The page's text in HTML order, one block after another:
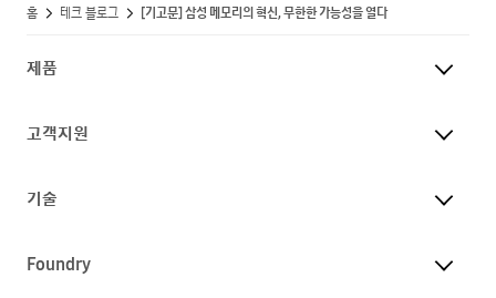
홈 테크 블로그 [기고문] 삼성 메모리의 혁신, 무한한 가능성을 열다
제품
고객지원
기술
Foundry